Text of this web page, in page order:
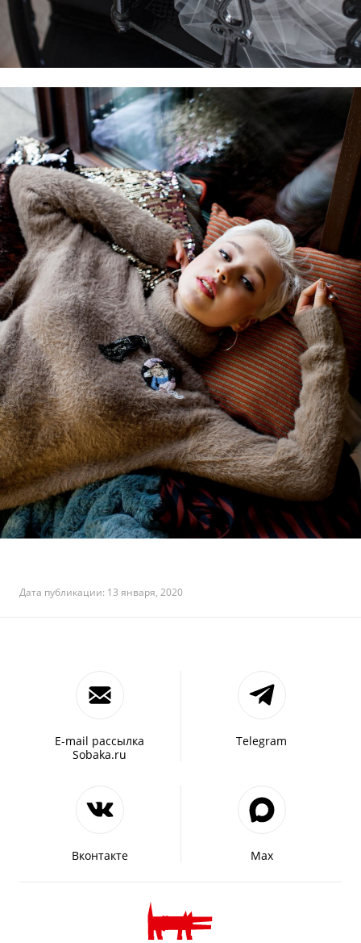
Дата публикации: 13 января, 2020
E-mail рассылка
Sobaka.ru
Telegram
Вконтакте Max